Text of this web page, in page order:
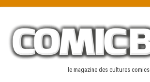
content
le magazine des cultures comics